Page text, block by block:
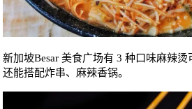
新加坡Besar 美食广场有 3 种口味麻辣烫
还能搭配炸串、麻辣香锅。